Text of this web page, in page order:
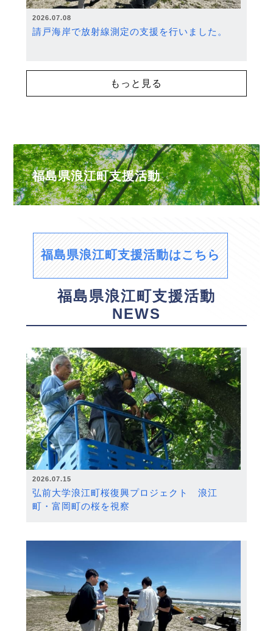
2026.07.08
請戸海岸で放射線測定の支援を行いました。
もっと見る
福島県浪江町支援活動
福島県浪江町支援活動はこちら
福島県浪江町支援活動
NEWS
2026.07.15
弘前大学浪江町桜復興プロジェクト 浪江
町・富岡町の桜を視察